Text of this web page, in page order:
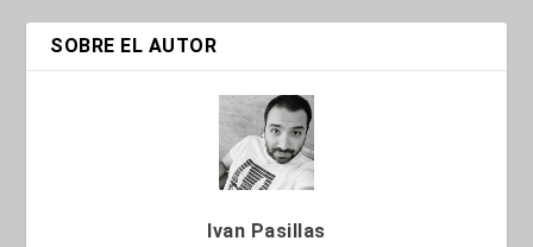
SOBRE EL AUTOR
Ivan Pasillas